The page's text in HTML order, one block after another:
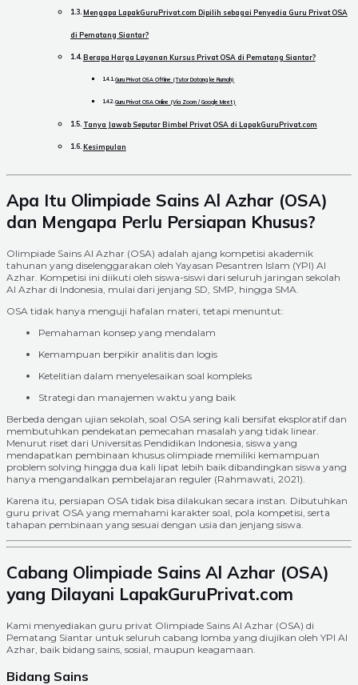
Mengapa LapakGuruPrivat.com Dipilih sebagai Penyedia Guru Privat OSA
di Pematang Siantar?
Berapa Harga Layanan Kursus Privat OSA di Pematang Siantar?
Guru Privat OSA Offline (Tutor Datang ke Rumah)
Guru Privat OSA Online (Via Zoom / Google Meet)
Tanya Jawab Seputar Bimbel Privat OSA di LapakGuruPrivat.com
Kesimpulan
Apa Itu Olimpiade Sains Al Azhar (OSA)
dan Mengapa Perlu Persiapan Khusus?
Olimpiade Sains Al Azhar (OSA) adalah ajang kompetisi akademik
tahunan yang diselenggarakan oleh Yayasan Pesantren Islam (YPI) Al
Azhar. Kompetisi ini diikuti oleh siswa-siswi dari seluruh jaringan sekolah
Al Azhar di Indonesia, mulai dari jenjang SD, SMP, hingga SMA.
OSA tidak hanya menguji hafalan materi, tetapi menuntut:
Pemahaman konsep yang mendalam
Kemampuan berpikir analitis dan logis
Ketelitian dalam menyelesaikan soal kompleks
Strategi dan manajemen waktu yang baik
Berbeda dengan ujian sekolah, soal OSA sering kali bersifat eksploratif dan
membutuhkan pendekatan pemecahan masalah yang tidak linear.
Menurut riset dari Universitas Pendidikan Indonesia, siswa yang
mendapatkan pembinaan khusus olimpiade memiliki kemampuan
problem solving hingga dua kali lipat lebih baik dibandingkan siswa yang
hanya mengandalkan pembelajaran reguler (Rahmawati, 2021).
Karena itu, persiapan OSA tidak bisa dilakukan secara instan. Dibutuhkan
guru privat OSA yang memahami karakter soal, pola kompetisi, serta
tahapan pembinaan yang sesuai dengan usia dan jenjang siswa.
Cabang Olimpiade Sains Al Azhar (OSA)
yang Dilayani LapakGuruPrivat.com
Kami menyediakan guru privat Olimpiade Sains Al Azhar (OSA) di
Pematang Siantar untuk seluruh cabang lomba yang diujikan oleh YPI Al
Azhar, baik bidang sains, sosial, maupun keagamaan.
Bidang Sains